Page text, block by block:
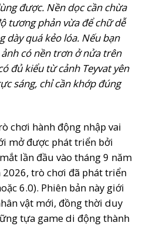
được. Nền dọc cần chừa
tương phản vừa để chữ dễ
dày quá kẻo lóa. Nếu bạn
có nền trơn ở nửa trên
đủ kiểu từ cảnh Teyvat yên
sáng, chỉ cần khớp đúng
chơi hành động nhập vai
mở được phát triển bởi
lần đầu vào tháng 9 năm
trò chơi đã phát triển
6.0). Phiên bản này giới
vật mới, đồng thời duy
tựa game di động thành